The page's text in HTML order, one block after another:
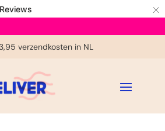
Reviews ×
zelfde dag verzonden (ma-vrij)
verzendkosten in NL
tussen 9:30u en 16:00u (ma-vrij)
handgeschreven kaartje